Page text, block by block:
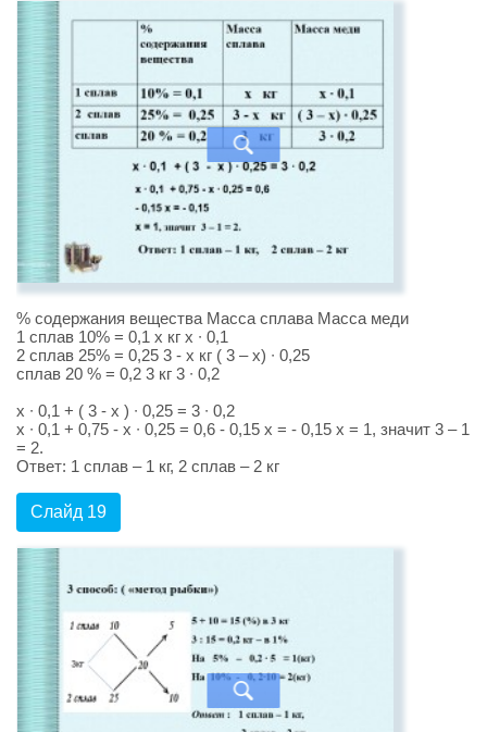
% содержания вещества Масса сплава Масса меди
1 сплав 10% = 0,1 х кг х ∙ 0,1
2 сплав 25% = 0,25 3 - х кг ( 3 – х) ∙ 0,25
сплав 20 % = 0,2 3 кг 3 ∙ 0,2
х ∙ 0,1 + ( 3 - х ) ∙ 0,25 = 3 ∙ 0,2
х ∙ 0,1 + 0,75 - х ∙ 0,25 = 0,6 - 0,15 х = - 0,15 х = 1, значит 3 – 1
= 2.
Ответ: 1 сплав – 1 кг, 2 сплав – 2 кг
Слайд 19